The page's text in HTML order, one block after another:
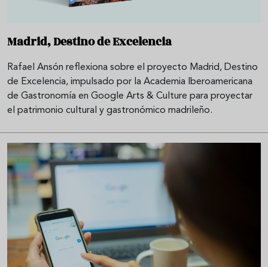
Madrid, Destino de Excelencia
Rafael Ansón reflexiona sobre el proyecto Madrid, Destino
de Excelencia, impulsado por la Academia Iberoamericana
de Gastronomía en Google Arts & Culture para proyectar
el patrimonio cultural y gastronómico madrileño.